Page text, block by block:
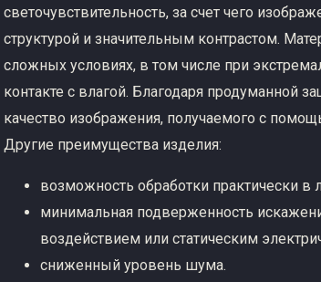
светочувствительность, за счет чего
структурой и значительным контрастом.
сложных условиях, в том числе при
контакте с влагой. Благодаря продуманной
качество изображения, получаемого с
Другие преимущества изделия:
возможность обработки практически
минимальная подверженность
воздействием или статическим
сниженный уровень шума.